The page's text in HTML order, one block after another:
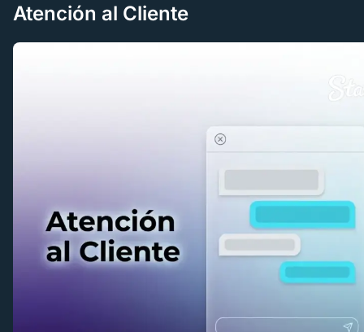
Atención al Cliente